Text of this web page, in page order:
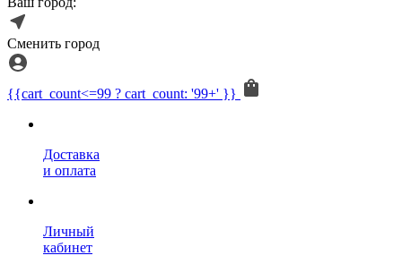
Сменить город
{{cart_count<=99 ? cart_count: '99+' }}
Доставка
и оплата
Личный
кабинет